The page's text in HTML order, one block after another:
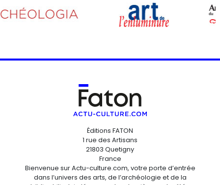
Éditions FATON
1 rue des Artisans
21803 Quetigny
France
Bienvenue sur Actu-culture.com, votre porte d’entrée
dans l’univers des arts, de l’archéologie et de la